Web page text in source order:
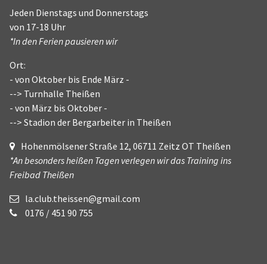
Jeden Dienstags und Donnerstags
von 17-18 Uhr
*In den Ferien pausieren wir
Ort:
- von Oktober bis Ende März -
--> Turnhalle Theißen
- von März bis Oktober -
--> Stadion der Bergarbeiter in Theißen
Hohenmölsener Straße 12, 06711 Zeitz OT Theißen
*An besonders heißen Tagen verlegen wir das Training ins
Freibad Theißen
la.club.theissen@gmail.com
0176 / 451 90 755